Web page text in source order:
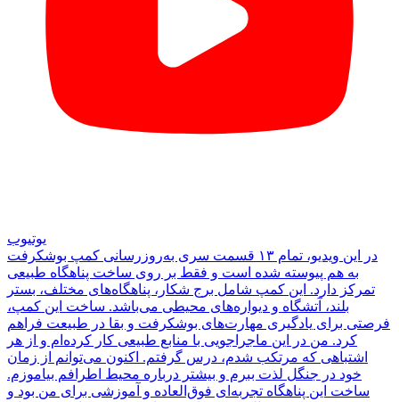
یوتیوب
در این ویدیو، تمام ۱۳ قسمت سری به‌روزرسانی کمپ بوشکرفت
به هم پیوسته شده است و فقط بر روی ساخت پناهگاه طبیعی
تمرکز دارد. این کمپ شامل برج شکار، پناهگاه‌های مختلف، بستر
بلند، آتشگاه و دیواره‌های محیطی می‌باشد. ساخت این کمپ،
فرصتی برای یادگیری مهارت‌های بوشکرفت و بقا در طبیعت فراهم
کرد. من در این ماجراجویی با منابع طبیعی کار کرده‌ام و از هر
اشتباهی که مرتکب شدم، درس گرفتم. اکنون می‌توانم از زمان
خود در جنگل لذت ببرم و بیشتر درباره محیط اطرافم بیاموزم.
ساخت این پناهگاه تجربه‌ای فوق‌العاده و آموزشی برای من بود و